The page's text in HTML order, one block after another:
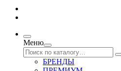
Меню
БРЕНДЫ